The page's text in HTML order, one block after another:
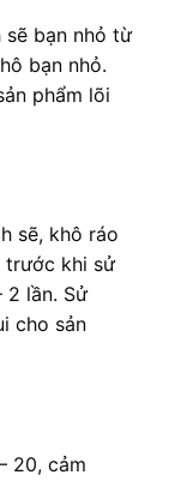
sẽ bạn nhỏ từ
bạn nhỏ.
phẩm lõi
sẽ, khô ráo
trước khi sử
2 lần. Sử
cho sản
20, cảm